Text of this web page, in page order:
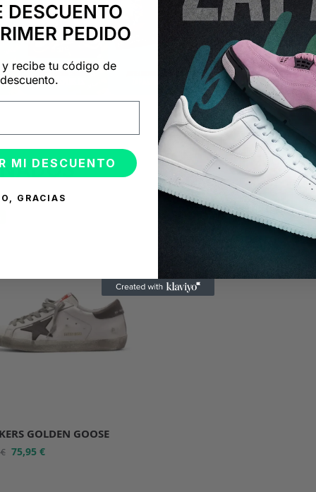
GOLDEN GOOSE
€ 75,95 €
SNEAKERS GOLDEN GOOSE
DESCUENTO
PEDIDO
y recibe tu código de
descuento.
MI DESCUENTO
GRACIAS